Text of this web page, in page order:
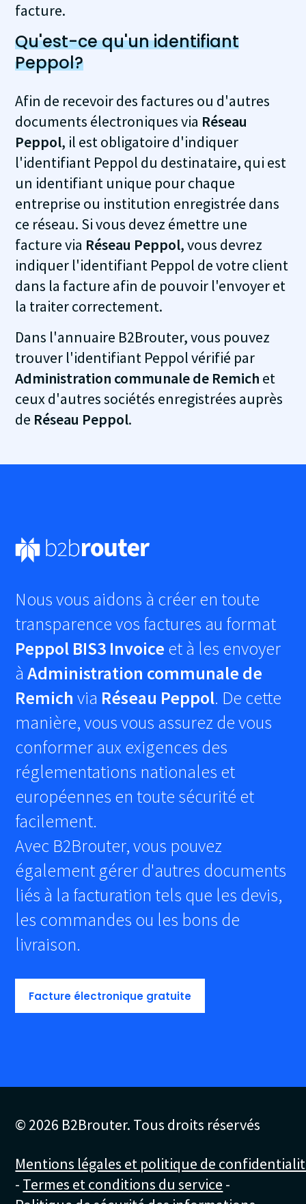
facture.
Qu'est-ce qu'un identifiant
Peppol?
Afin de recevoir des factures ou d'autres
documents électroniques via Réseau
Peppol, il est obligatoire d'indiquer
l'identifiant Peppol du destinataire, qui est
un identifiant unique pour chaque
entreprise ou institution enregistrée dans
ce réseau. Si vous devez émettre une
facture via Réseau Peppol, vous devrez
indiquer l'identifiant Peppol de votre client
dans la facture afin de pouvoir l'envoyer et
la traiter correctement.
Dans l'annuaire B2Brouter, vous pouvez
trouver l'identifiant Peppol vérifié par
Administration communale de Remich et
ceux d'autres sociétés enregistrées auprès
de Réseau Peppol.
Nous vous aidons à créer en toute
transparence vos factures au format
Peppol BIS3 Invoice et à les envoyer
àAdministration communale de
Remich via Réseau Peppol. De cette
manière, vous vous assurez de vous
conformer aux exigences des
réglementations nationales et
européennes en toute sécurité et
facilement.
Avec B2Brouter, vous pouvez
également gérer d'autres documents
liés à la facturation tels que les devis,
les commandes ou les bons de
livraison.
Facture électronique gratuite
© 2026 B2Brouter. Tous droits réservés
Mentions légales et politique de
- Termes et conditions du service -